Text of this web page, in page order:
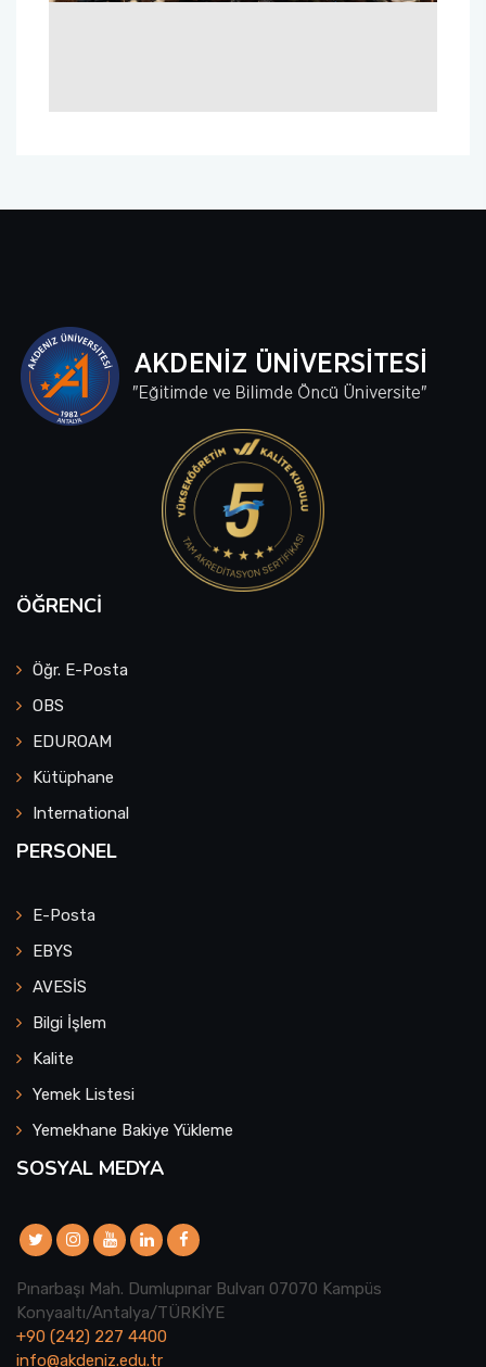
ÖĞRENCI
Öğr. E-Posta
OBS
EDUROAM
Kütüphane
International
PERSONEL
E-Posta
EBYS
AVESİS
Bilgi İşlem
Kalite
Yemek Listesi
Yemekhane Bakiye Yükleme
SOSYAL MEDYA
Pınarbaşı Mah. Dumlupınar Bulvarı 07070 Kampüs
Konyaaltı/Antalya/TÜRKİYE
+90 (242) 227 4400
info@akdeniz.edu.tr